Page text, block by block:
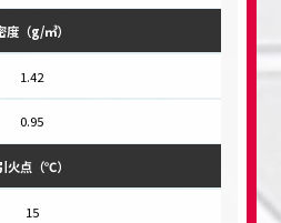
度（g/㎥）
1.42
0.95
火点（℃）
15